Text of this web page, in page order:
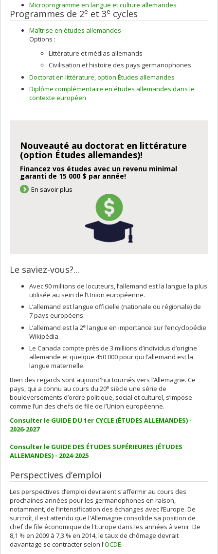
Microprogramme en langue et culture allemandes
Programmes de 2e et 3e cycles
Maîtrise en études allemandes
Options :
Littérature et médias allemands
Civilisation et histoire des pays germanophones
Doctorat en littérature, option Études allemandes
Diplôme complémentaire en études allemandes dans le
contexte européen
Nouveauté au doctorat en littérature
(option Études allemandes)!
Financez vos études avec un revenu minimal
garanti de 15 000 $ par année!
En savoir plus
Le saviez-vous?...
Avec 90 millions de locuteurs, l’allemand est la langue la plus
utilisée au sein de l’Union européenne.
L’allemand est langue officielle (nationale ou régionale) de
7 pays européens.
L’allemand est la 2e langue en importance sur l’encyclopédie
Wikipédia.
Le Canada compte près de 3 millions d’individus d’origine
allemande et quelque 450 000 pour qui l’allemand est la
langue maternelle.
Bien des regards sont aujourd'hui tournés vers l’Allemagne. Ce
pays, qui a connu au cours du 20e siècle une série de
bouleversements d’ordre politique, social et culturel, s’impose
comme l’un des chefs de file de l’Union européenne.
Consulter le GUIDE DU 1er CYCLE (ÉTUDES ALLEMANDES) -
2026-2027
Consulter le GUIDE DES ÉTUDES SUPÉRIEURES (ÉTUDES
ALLEMANDES) - 2024-2025
Perspectives d’emploi
Les perspectives d’emploi devraient s'affermir au cours des
prochaines années pour les germanophones en raison,
notamment, de l’intensification des échanges avec l’Europe. De
surcroît, il est attendu que l'Allemagne consolide sa position de
chef de file économique de l'Europe dans les années à venir. De
8,1 % en 2009 à 7,3 % en 2014, le taux de chômage devrait
davantage se contracter selon l'OCDE.